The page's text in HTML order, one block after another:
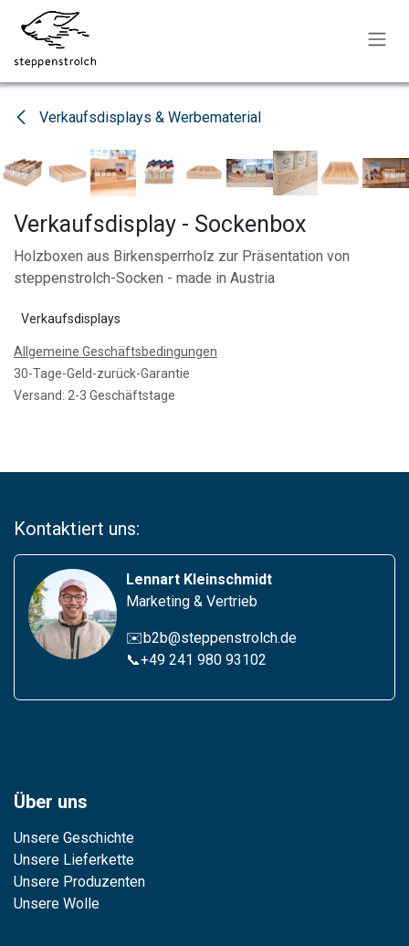
Zum Inhalt springen
Verkaufsdisplays & Werbematerial
Verkaufsdisplay - Sockenbox
Holzboxen aus Birkensperrholz zur Präsentation von
steppenstrolch-Socken - made in Austria
Verkaufsdisplays
Allgemeine Geschäftsbedingungen
30-Tage-Geld-zurück-Garantie
Versand: 2-3 Geschäftstage
Kontaktiert uns:
Lennart Kleinschmidt
Marketing & Vertrieb
✉️b2b@steppenstrolch.de
📞+49 241 980 93102
Über uns
Unsere Geschichte
Unsere Lieferkette
Unsere Produzenten
Unsere Wolle